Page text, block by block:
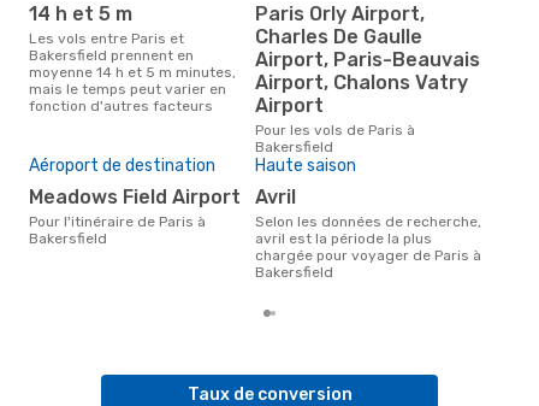
14 h et 5 m
Les vols entre Paris et
Bakersfield prennent en
moyenne 14 h et 5 m minutes,
mais le temps peut varier en
fonction d'autres facteurs
Paris Orly Airport,
Charles De Gaulle
Airport, Paris-Beauvais
Airport, Chalons Vatry
Airport
Pour les vols de Paris à
Bakersfield
Aéroport de destination
Meadows Field Airport
Pour l'itinéraire de Paris à
Bakersfield
Haute saison
avril
Selon les données de recherche,
avril est la période la plus
chargée pour voyager de Paris à
Bakersfield
Taux de conversion